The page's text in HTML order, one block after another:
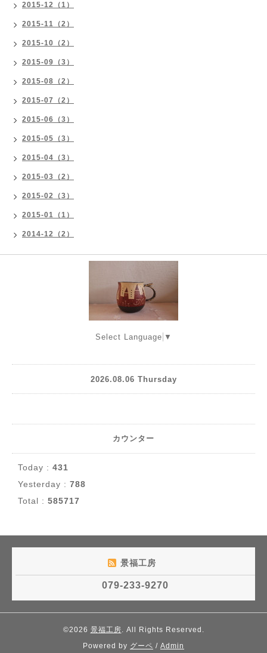
2015-12（1）
2015-11（2）
2015-10（2）
2015-09（3）
2015-08（2）
2015-07（2）
2015-06（3）
2015-05（3）
2015-04（3）
2015-03（2）
2015-02（3）
2015-01（1）
2014-12（2）
Select Language ▼
2026.08.06 Thursday
カウンター
Today : 431
Yesterday : 788
Total : 585717
景福工房
079-233-9270
©2026 景福工房. All Rights Reserved.
Powered by グーペ / Admin